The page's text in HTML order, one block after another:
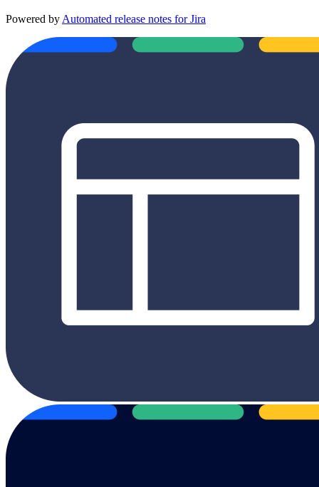
Powered by Automated release notes for Jira